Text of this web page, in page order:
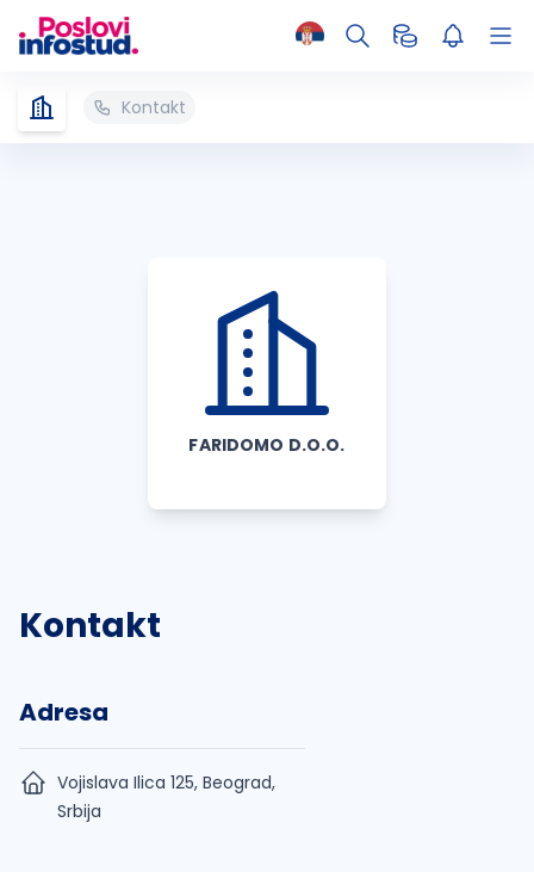
Kontakt
FARIDOMO D.O.O.
Kontakt
Adresa
Vojislava Ilica 125, Beograd,
Srbija